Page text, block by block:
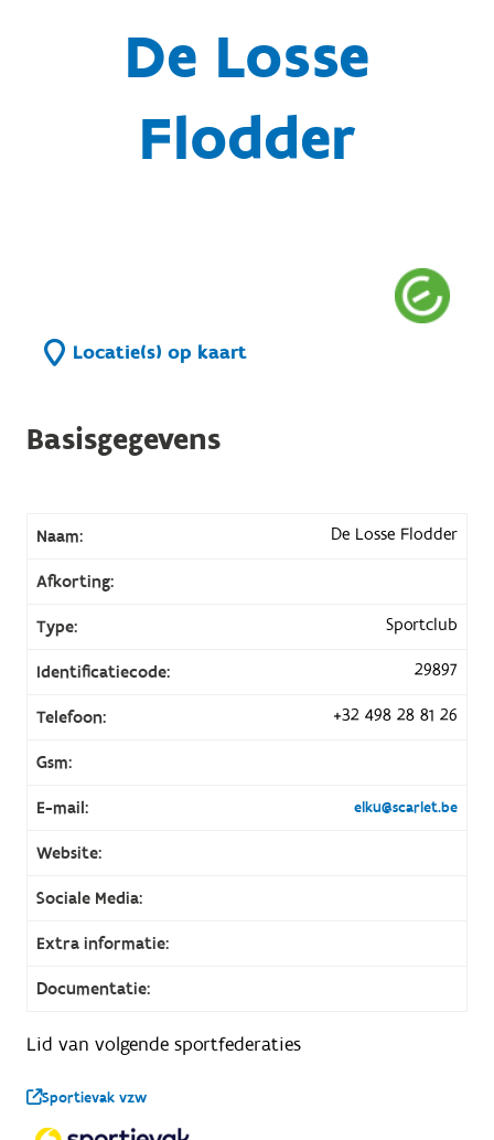
De Losse
Flodder
Locatie(s) op kaart
Basisgegevens
Naam: De Losse Flodder
Afkorting:
Type: Sportclub
Identificatiecode: 29897
Telefoon: +32 498 28 81 26
Gsm:
E-mail: elku@scarlet.be
Website:
Sociale Media:
Extra informatie:
Documentatie:
Lid van volgende sportfederaties
Sportievak vzw